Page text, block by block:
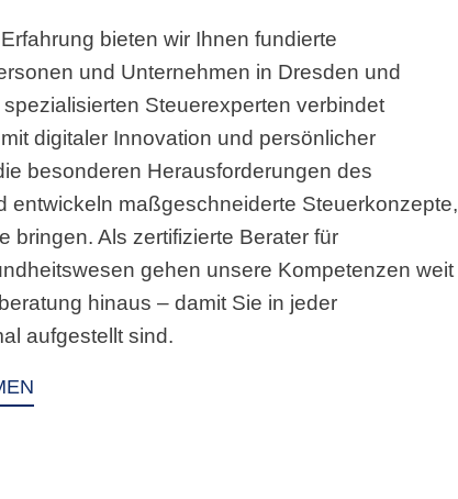
bieten wir Ihnen fundierte
und Unternehmen in Dresden und
Steuerexperten verbindet
digitaler Innovation und persönlicher
besonderen Herausforderungen des
entwickeln maßgeschneiderte Steuerkonzepte,
bringen. Als zertifizierte Berater für
gehen unsere Kompetenzen weit
hinaus – damit Sie in jeder
aufgestellt sind.